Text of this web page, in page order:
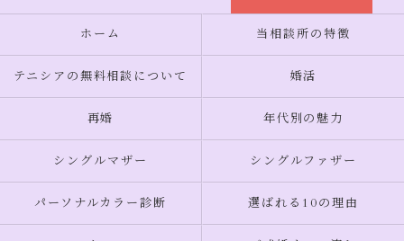
ホーム 当相談所の特徴
テニシアの無料相談について 婚活
再婚 年代別の魅力
シングルマザー シングルファザー
パーソナルカラー診断 選ばれる10の理由